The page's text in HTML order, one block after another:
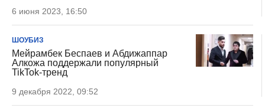
6 июня 2023, 16:50
ШОУБИЗ
Мейрамбек Беспаев и Абдижаппар
Алкожа поддержали популярный
TikTok-тренд
9 декабря 2022, 09:52